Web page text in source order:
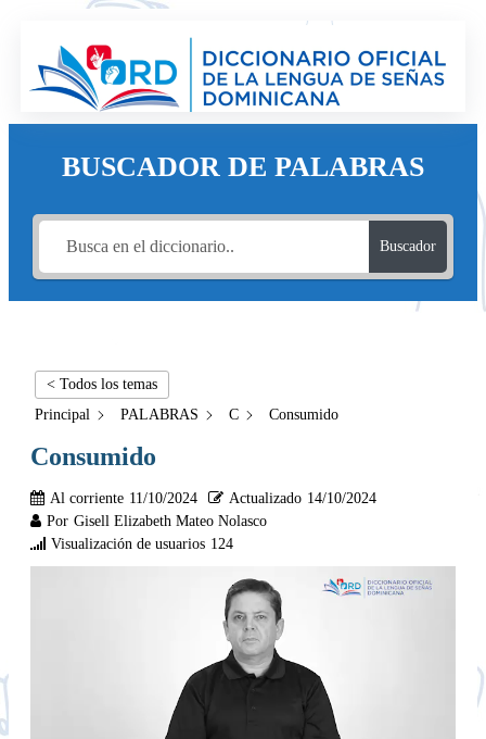
BUSCADOR DE PALABRAS
Buscador
< Todos los temas
Principal
PALABRAS C Consumido
Consumido
Al corriente 11/10/2024 Actualizado 14/10/2024
Por Gisell Elizabeth Mateo Nolasco
Visualización de usuarios 124